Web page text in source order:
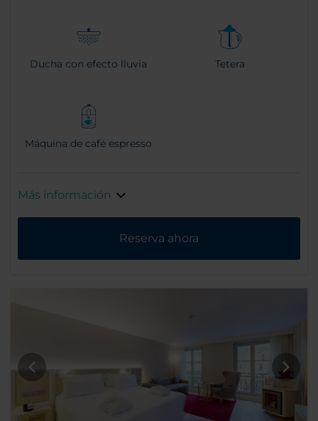
Ducha con efecto lluvia Tetera
Máquina de café espresso
Más información
Reserva ahora